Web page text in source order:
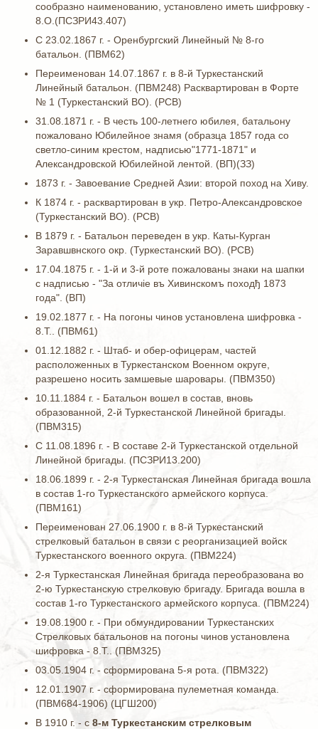
сообразно наименованию, установлено иметь шифровку -
8.О.(ПСЗРИ43.407)
С 23.02.1867 г. - Оренбургский Линейный № 8-го
батальон. (ПВМ62)
Переименован 14.07.1867 г. в 8-й Туркестанский
Линейный батальон. (ПВМ248) Расквартирован в Форте
№ 1 (Туркестанский ВО). (РСВ)
31.08.1871 г. - В честь 100-летнего юбилея, батальону
пожаловано Юбилейное знамя (образца 1857 года со
светло-синим крестом, надписью"1771-1871" и
Александровской Юбилейной лентой. (ВП)(ЗЗ)
1873 г. - Завоевание Средней Азии: второй поход на Хиву.
К 1874 г. - расквартирован в укр. Петро-Александровское
(Туркестанский ВО). (РСВ)
В 1879 г. - Батальон переведен в укр. Каты-Курган
Заравшвнского окр. (Туркестанский ВО). (РСВ)
17.04.1875 г. - 1-й и 3-й роте пожалованы знаки на шапки
с надписью - "За отличiе въ Хивинскомъ походђ 1873
года". (ВП)
19.02.1877 г. - На погоны чинов установлена шифровка -
8.Т.. (ПВМ61)
01.12.1882 г. - Штаб- и обер-офицерам, частей
расположенных в Туркестанском Военном округе,
разрешено носить замшевые шаровары. (ПВМ350)
10.11.1884 г. - Батальон вошел в состав, вновь
образованной, 2-й Туркестанской Линейной бригады.
(ПВМ315)
С 11.08.1896 г. - В составе 2-й Туркестанской отдельной
Линейной бригады. (ПСЗРИ13.200)
18.06.1899 г. - 2-я Туркестанская Линейная бригада вошла
в состав 1-го Туркестанского армейского корпуса.
(ПВМ161)
Переименован 27.06.1900 г. в 8-й Туркестанский
стрелковый батальон в связи с реорганизацией войск
Туркестанского военного округа. (ПВМ224)
2-я Туркестанская Линейная бригада переобразована во
2-ю Туркестанскую стрелковую бригаду. Бригада вошла в
состав 1-го Туркестанского армейского корпуса. (ПВМ224)
19.08.1900 г. - При обмундировании Туркестанских
Стрелковых батальонов на погоны чинов установлена
шифровка - 8.Т.. (ПВМ325)
03.05.1904 г. - сформирована 5-я рота. (ПВМ322)
12.01.1907 г. - сформирована пулеметная команда.
(ПВМ684-1906) (ЦГШ200)
В 1910 г. - с 8-м Туркестанским стрелковым